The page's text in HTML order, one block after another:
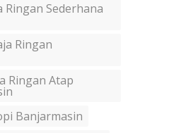
Sederhana
Ringan
Ringan Atap
Banjarmasin